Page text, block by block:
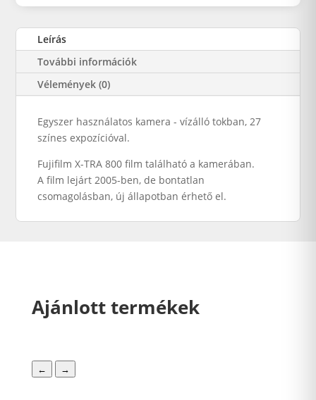
Leírás
További információk
Vélemények (0)
Egyszer használatos kamera - vízálló tokban, 27
színes expozícióval.
Fujifilm X-TRA 800 film található a kamerában.
A film lejárt 2005-ben, de bontatlan
csomagolásban, új állapotban érhető el.
Ajánlott termékek
← →